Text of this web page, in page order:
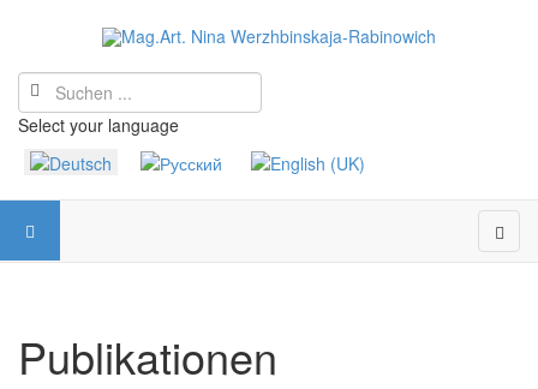
Select your language
Publikationen